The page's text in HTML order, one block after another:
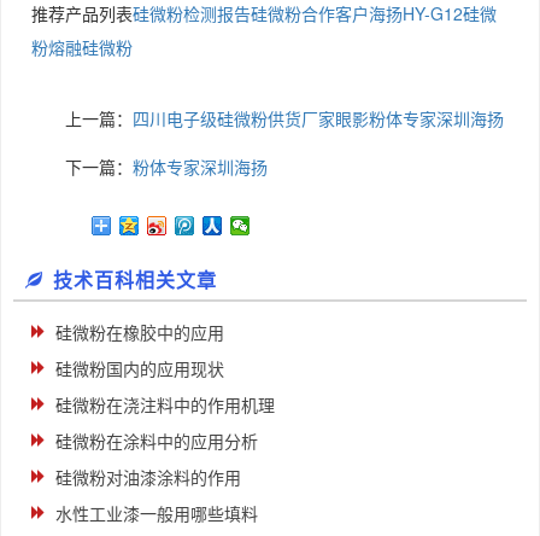
推荐产品列表硅微粉检测报告硅微粉合作客户海扬HY-G12硅微
粉熔融硅微粉
上一篇： 四川电子级硅微粉供货厂家眼影粉体专家深圳海扬
下一篇： 粉体专家深圳海扬
技术百科相关文章
硅微粉在橡胶中的应用
硅微粉国内的应用现状
硅微粉在浇注料中的作用机理
硅微粉在涂料中的应用分析
硅微粉对油漆涂料的作用
水性工业漆一般用哪些填料